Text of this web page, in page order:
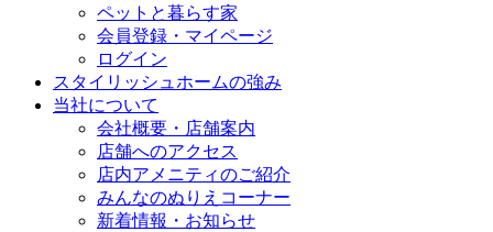
ペットと暮らす家
会員登録・マイページ
ログイン
スタイリッシュホームの強み
当社について
会社概要・店舗案内
店舗へのアクセス
店内アメニティのご紹介
みんなのぬりえコーナー
新着情報・お知らせ